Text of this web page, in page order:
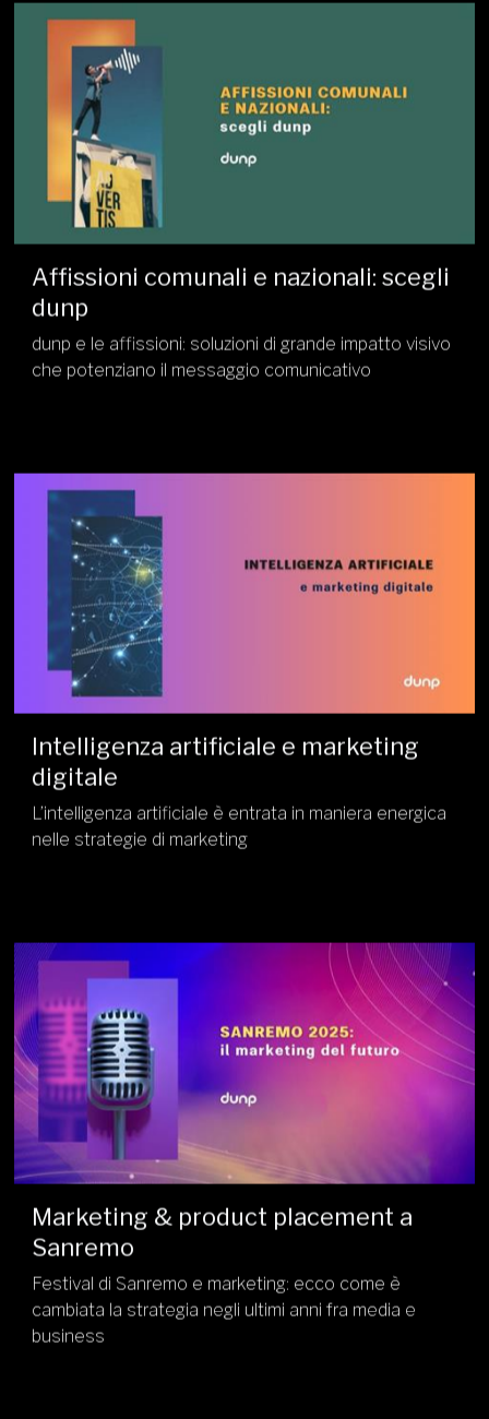
Affissioni comunali e nazionali: scegli
dunp
dunp e le affissioni: soluzioni di grande impatto visivo
che potenziano il messaggio comunicativo
Intelligenza artificiale e marketing
digitale
L’intelligenza artificiale è entrata in maniera energica
nelle strategie di marketing
Marketing & product placement a
Sanremo
Festival di Sanremo e marketing: ecco come è
cambiata la strategia negli ultimi anni fra media e
business